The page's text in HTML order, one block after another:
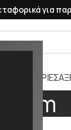
για
ΜΠΑΤΑΡΙΕΣ